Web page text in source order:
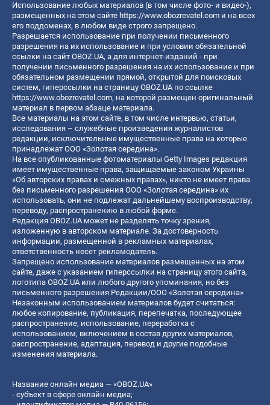
Использование любых материалов (в том числе фото- и видео-),
размещенных на этом сайте https://www.obozrevatel.com и на всех
его поддоменах, в любом виде строго запрещено.
Разрешается использование при получении письменного
разрешения на их использование и при условии обязательной
ссылки на сайт OBOZ.UA, а для интернет-изданий - при
получении письменного разрешения на их использование и при
обязательном размещении прямой, открытой для поисковых
систем, гиперссылки на страницу OBOZ.UA по ссылке
https://www.obozrevatel.com, на которой размещен оригинальный
материал в первом абзаце материала.
Все материалы на этом сайте, в том числе интервью, статьи,
исследования – служебные произведения журналистов
редакции, исключительные имущественные права на которые
принадлежат ООО «Золотая середина».
На все опубликованные фотоматериалы Getty Images редакция
имеет имущественные права, защищаемые законом Украины
«Об авторских правах и смежных правах», никто не имеет права
без письменного разрешения ООО «Золотая середина» их
использовать, они не подлежат дальнейшему воспроизводству,
переводу, распространению в любой форме.
Редакция OBOZ.UA может не разделять точку зрения,
изложенную в авторском материале. За достоверность
информации, размещенной в рекламных материалах,
ответственность несет рекламодатель.
Запрещено использование материалов размещенных на этом
сайте, даже с указанием гиперссылки на страницу этого сайта,
логотипа OBOZ.UA или любого другого упоминания, но без
письменного разрешения Редакции/ООО «Золотая середина»
Незаконным использованием материалов будет считаться:
любое копирование, публикация, перепечатка, последующее
распространение, использование, переработка с
использованием, включением в состав других материалов,
распространение, адаптация, перевод и другие подобные
изменения материала.
Название онлайн медиа — «OBOZ.UA»
- субъект в сфере онлайн медиа;